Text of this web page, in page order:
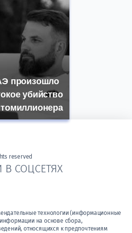
произошло
убийство
В СОЦСЕТЯХ
технологии (информационные
на основе сбора,
относящихся к предпочтениям
reserved